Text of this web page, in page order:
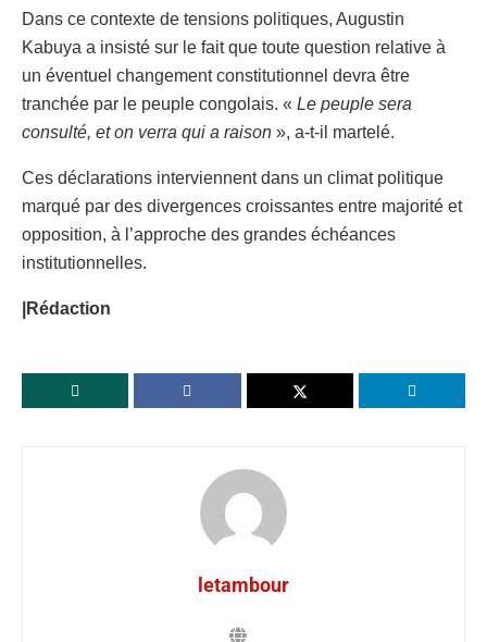
Dans ce contexte de tensions politiques, Augustin
Kabuya a insisté sur le fait que toute question relative à
un éventuel changement constitutionnel devra être
tranchée par le peuple congolais. « Le peuple sera
consulté, et on verra qui a raison », a-t-il martelé.
Ces déclarations interviennent dans un climat politique
marqué par des divergences croissantes entre majorité et
opposition, à l’approche des grandes échéances
institutionnelles.
|Rédaction
letambour